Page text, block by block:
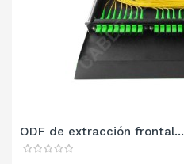
ODF de extracción frontal...